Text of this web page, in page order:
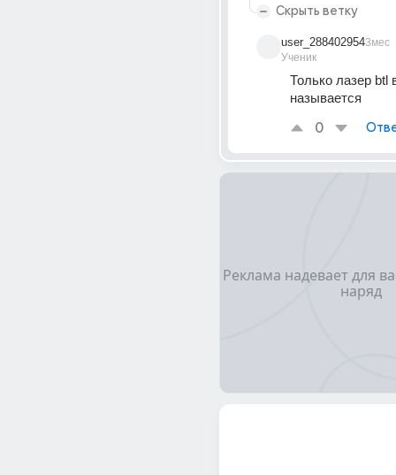
Скрыть ветку
user_288402954
Ученик
3мес
Только лазер btl
называется
0